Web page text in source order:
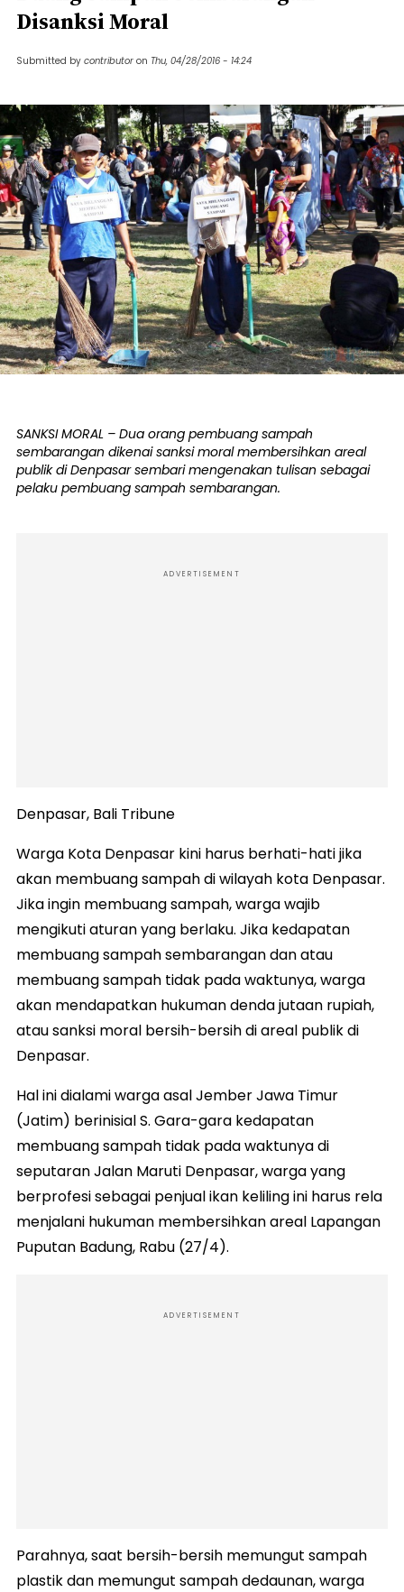
Disanksi Moral
Submitted by contributor on Thu, 04/28/2016 - 14:24
SANKSI MORAL – Dua orang pembuang sampah
sembarangan dikenai sanksi moral membersihkan areal
publik di Denpasar sembari mengenakan tulisan sebagai
pelaku pembuang sampah sembarangan.
ADVERTISEMENT
Denpasar, Bali Tribune
Warga Kota Denpasar kini harus berhati-hati jika
akan membuang sampah di wilayah kota Denpasar.
Jika ingin membuang sampah, warga wajib
mengikuti aturan yang berlaku. Jika kedapatan
membuang sampah sembarangan dan atau
membuang sampah tidak pada waktunya, warga
akan mendapatkan hukuman denda jutaan rupiah,
atau sanksi moral bersih-bersih di areal publik di
Denpasar.
Hal ini dialami warga asal Jember Jawa Timur
(Jatim) berinisial S. Gara-gara kedapatan
membuang sampah tidak pada waktunya di
seputaran Jalan Maruti Denpasar, warga yang
berprofesi sebagai penjual ikan keliling ini harus rela
menjalani hukuman membersihkan areal Lapangan
Puputan Badung, Rabu (27/4).
ADVERTISEMENT
Parahnya, saat bersih-bersih memungut sampah
plastik dan memungut sampah dedaunan, warga